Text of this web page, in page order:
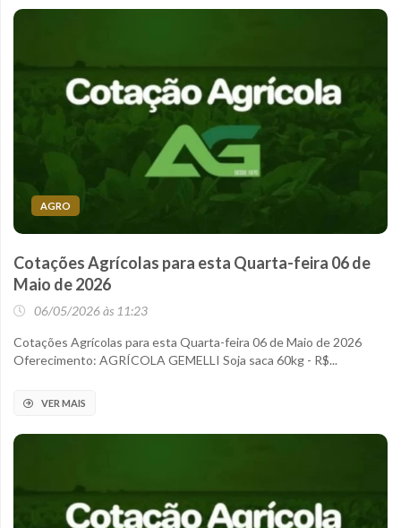
AGRO
Cotações Agrícolas para esta Quarta-feira 06 de
Maio de 2026
06/05/2026 às 11:23
Cotações Agrícolas para esta Quarta-feira 06 de Maio de 2026
Oferecimento: AGRÍCOLA GEMELLI Soja saca 60kg - R$...
VER MAIS